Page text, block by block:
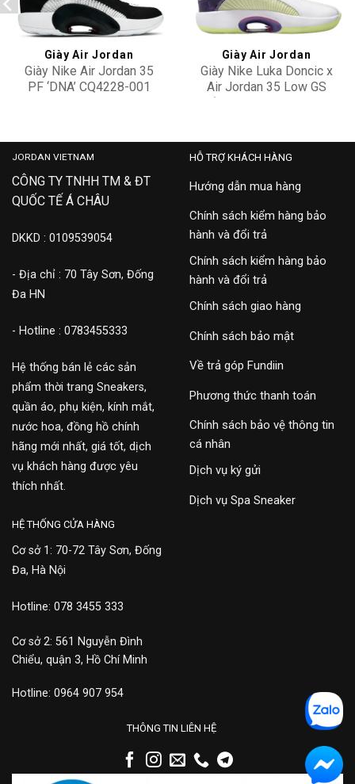
Giày Air Jordan
Giày Nike Air Jordan 35
PF ‘DNA’ CQ4228-001
Giày Air Jordan
Giày Nike Luka Doncic x
Air Jordan 35 Low GS
‘Cosmic Deception’
JORDAN VIETNAM
CÔNG TY TNHH TM & ĐT
QUỐC TẾ Á CHÂU
DKKD : 0109539054
- Địa chỉ : 70 Tây Sơn, Đống
Đa HN
- Hotline : 0783455333
Hệ thống bán lẻ các sản
phẩm thời trang Sneakers,
quần áo, phụ kiện, kính mắt,
nước hoa, đồng hồ chính
hãng mới nhất, giá tốt, dịch
vụ khách hàng được yêu
thích nhất.
HỖ TRỢ KHÁCH HÀNG
Hướng dẫn mua hàng
Chính sách kiểm hàng bảo
hành và đổi trả
Chính sách kiểm hàng bảo
hành và đổi trả
Chính sách giao hàng
Chính sách bảo mật
Về trả góp Fundiin
Phương thức thanh toán
Chính sách bảo vệ thông tin
cá nhân
Dịch vụ ký gửi
Dịch vụ Spa Sneaker
HỆ THỐNG CỬA HÀNG
Cơ sở 1: 70-72 Tây Sơn, Đống
Đa, Hà Nội
Hotline: 078 3455 333
Cơ sở 2: 561 Nguyễn Đình
Chiểu, quận 3, Hồ Chí Minh
Hotline: 0964 907 954
THÔNG TIN LIÊN HỆ